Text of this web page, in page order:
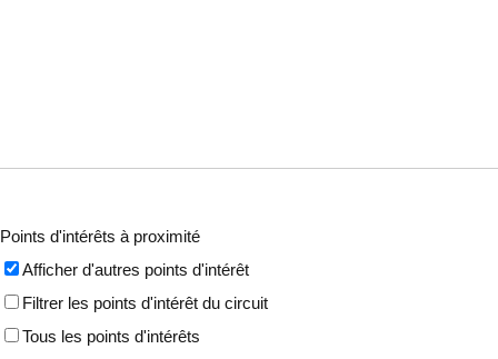
Points d'intérêts à proximité
Afficher d'autres points d'intérêt
Filtrer les points d'intérêt du circuit
Tous les points d'intérêts